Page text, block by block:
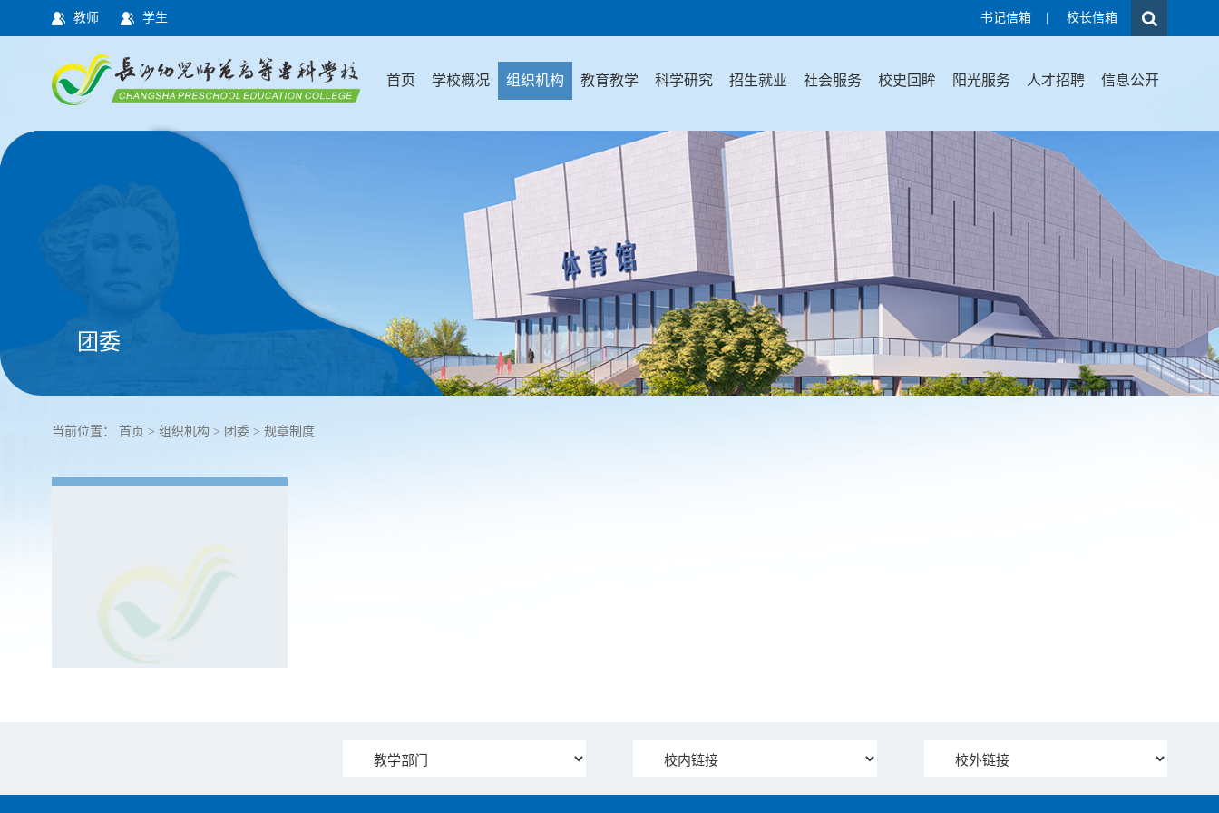
教师 学生 书记信箱 校长信箱
首页 学校概况 组织机构 教育教学 科学研究 招生就业 社会服务 校史回眸 阳光服务 人才招聘 信息公开
团委
当前位置： 首页 > 组织机构 > 团委 > 规章制度